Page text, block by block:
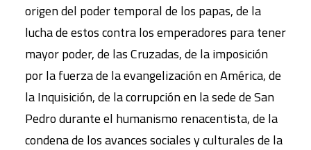
origen del poder temporal de los papas, de la
lucha de estos contra los emperadores para tener
mayor poder, de las Cruzadas, de la imposición
por la fuerza de la evangelización en América, de
la Inquisición, de la corrupción en la sede de San
Pedro durante el humanismo renacentista, de la
condena de los avances sociales y culturales de la